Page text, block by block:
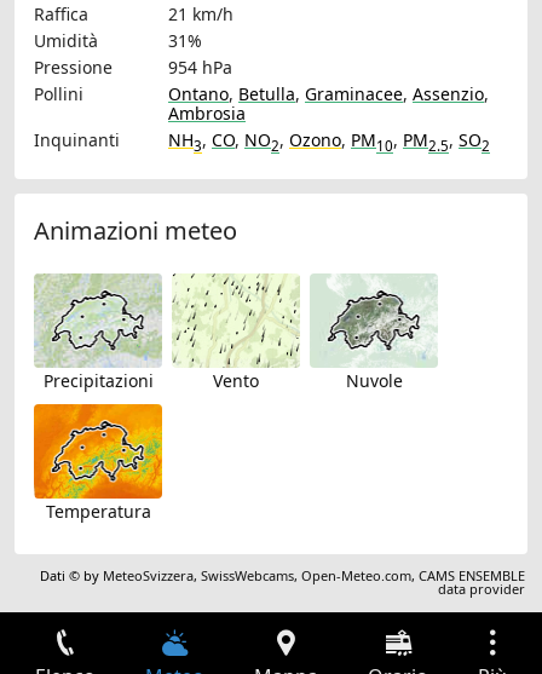
Raffica
21 km/h
Umidità
31%
Pressione
954 hPa
Pollini
Ontano, Betulla, Graminacee, Assenzio,
Ambrosia
Inquinanti
NH3, CO, NO2, Ozono, PM10, PM2.5, SO2
Animazioni meteo
Precipitazioni Vento Nuvole
Temperatura
Dati © by MeteoSvizzera,SwissWebcams,Open-Meteo.com,CAMS ENSEMBLE
data provider